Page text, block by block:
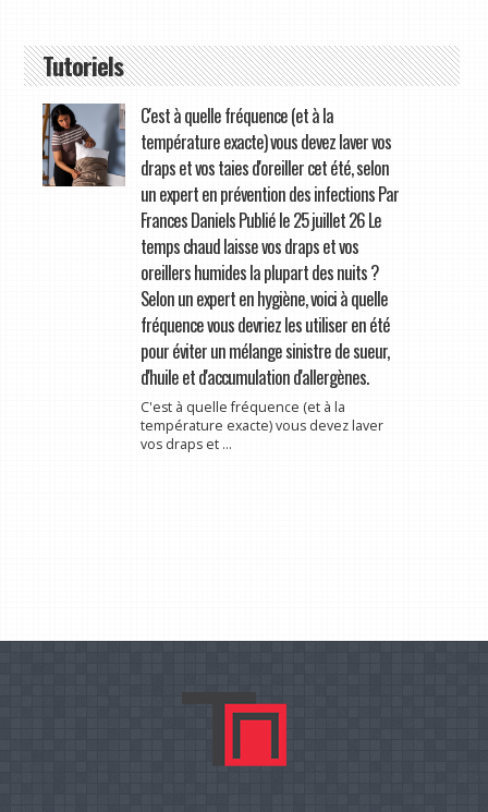
Tutoriels
C'est à quelle fréquence (et à la
température exacte) vous devez laver vos
draps et vos taies d'oreiller cet été, selon
un expert en prévention des infections Par
Frances Daniels Publié le 25 juillet 26 Le
temps chaud laisse vos draps et vos
oreillers humides la plupart des nuits ?
Selon un expert en hygiène, voici à quelle
fréquence vous devriez les utiliser en été
pour éviter un mélange sinistre de sueur,
d'huile et d'accumulation d'allergènes.
C'est à quelle fréquence (et à la
température exacte) vous devez laver
vos draps et ...